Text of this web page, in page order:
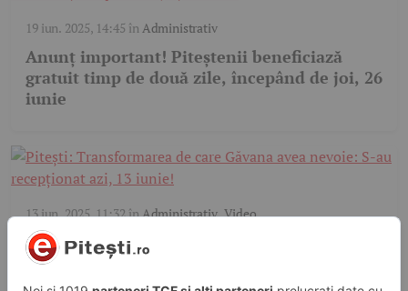
19 iun. 2025, 14:45 înAdministrativ
Anunț important! Piteștenii beneficiază
gratuit timp de două zile, începând de joi, 26
iunie
13 iun. 2025, 11:32înAdministrativ,Video
Pitești: Transformarea de care Găvana avea
nevoie: S-au recepționat azi, 13 iunie!